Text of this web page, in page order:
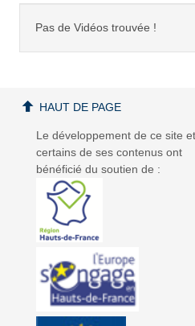
Pas de Vidéos trouvée !
Le développement de ce site et
certains de ses contenus ont
bénéficié du soutien de :
HAUT DE PAGE